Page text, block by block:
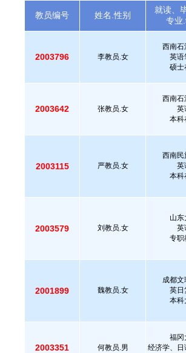
教员编号 姓名.性别
就读、
专业
2003796 李教员.女
西南石
英语
硕士
2003642 张教员.女
西南石
英
本科
2003115 严教员.女
西南民
英
本科
2003579 刘教员.女
山东
英
专职
2001899 魏教员.女
成都文
英日
本科
2003351 何教员.男
福冈
经济学、